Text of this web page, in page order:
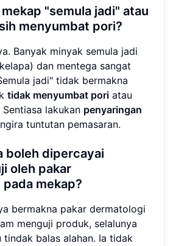
mekap "semula jadi" atau
menyumbat pori?
Banyak minyak semula jadi
dan mentega sangat
jadi" tidak bermakna
tidak menyumbat pori atau
Sentiasa lakukan penyaringan
tuntutan pemasaran.
boleh dipercayai
oleh pakar
mekap?
bermakna pakar dermatologi
menguji produk, selalunya
balas alahan. Ia tidak